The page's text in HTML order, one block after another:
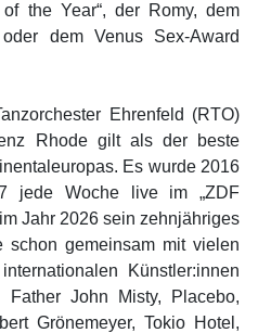
of the Year“, der Romy, dem
dem Venus Sex-Award
Ehrenfeld (RTO)
Rhode gilt als der beste
Es wurde 2016
jede Woche live im „ZDF
Jahr 2026 sein zehnjähriges
schon gemeinsam mit vielen
Künstler:innen
John Misty, Placebo,
Grönemeyer, Tokio Hotel,